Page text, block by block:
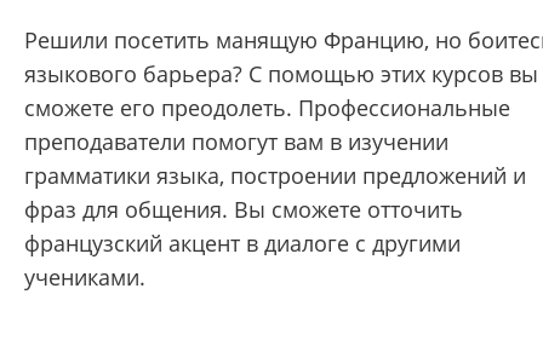
Решили посетить манящую Францию, но
языкового барьера? С помощью этих курсов вы
сможете его преодолеть. Профессиональные
преподаватели помогут вам в изучении
грамматики языка, построении предложений и
фраз для общения. Вы сможете отточить
французский акцент в диалоге с другими
учениками.